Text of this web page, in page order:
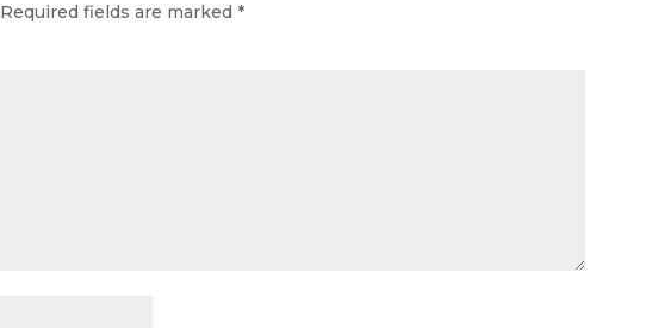
Required fields are marked*